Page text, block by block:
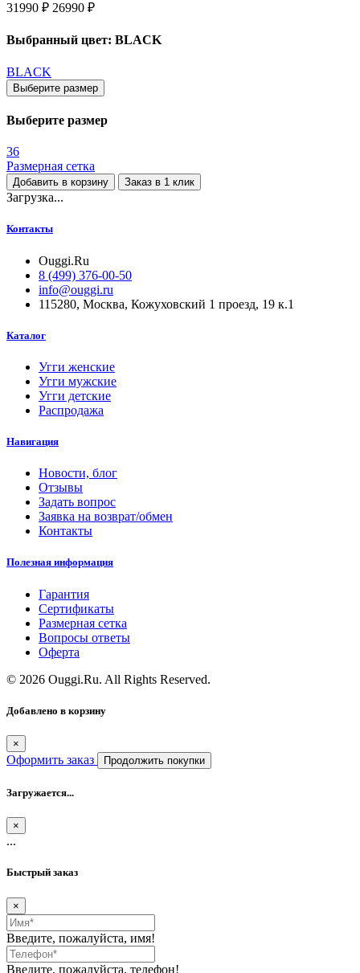
31990 ₽ 26990 ₽
Выбранный цвет: BLACK
BLACK
Выберите размер
Выберите размер
36
Размерная сетка
Добавить в корзину Заказ в 1 клик
Загрузка...
Контакты
Ouggi.Ru
8 (499) 376-00-50
info@ouggi.ru
115280, Москва, Кожуховский 1 проезд, 19 к.1
Каталог
Угги женские
Угги мужские
Угги детские
Распродажа
Навигация
Новости, блог
Отзывы
Задать вопрос
Заявка на возврат/обмен
Контакты
Полезная информация
Гарантия
Сертификаты
Размерная сетка
Вопросы ответы
Оферта
© 2026 Ouggi.Ru. All Rights Reserved.
Добавлено в корзину
×
Оформить заказ Продолжить покупки
Загружается...
×
...
Быстрый заказ
×
Введите, пожалуйста, имя!
Введите, пожалуйста, телефон!